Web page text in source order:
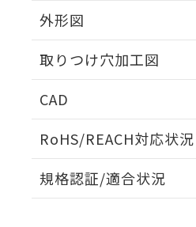
外形図
取りつけ穴加工図
CAD
RoHS/REACH対応状況
EU RoHS 注意事項・凡例
規格認証/適合状況